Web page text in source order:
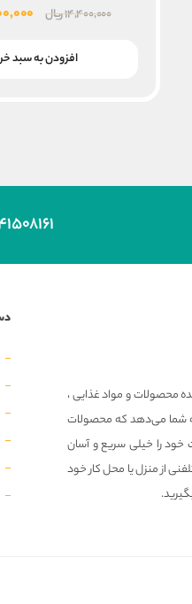
۱۴,۴۰۰,۰۰۰ریال
قیمت
افزودن به سبد
محصولات و مواد غذایی ،
به شما می‌دهد که محصولات
خود را خیلی سریع و آسان
از منزل یا محل کار خود